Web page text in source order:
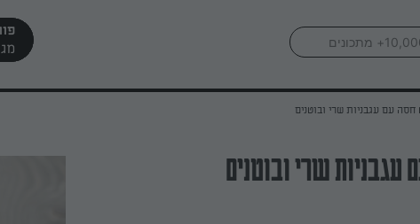
עם עגבניות שרי ובוטנים
שרי ובוטנים